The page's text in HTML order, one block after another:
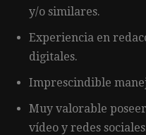
y/o similares.
Experiencia en
digitales.
Imprescindible
Muy valorable
vídeo y redes